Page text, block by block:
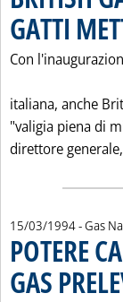
GATTI
Con
italiana, anche
"valigia piena di
direttore
15/03/1994- Gas
POTERE
GAS